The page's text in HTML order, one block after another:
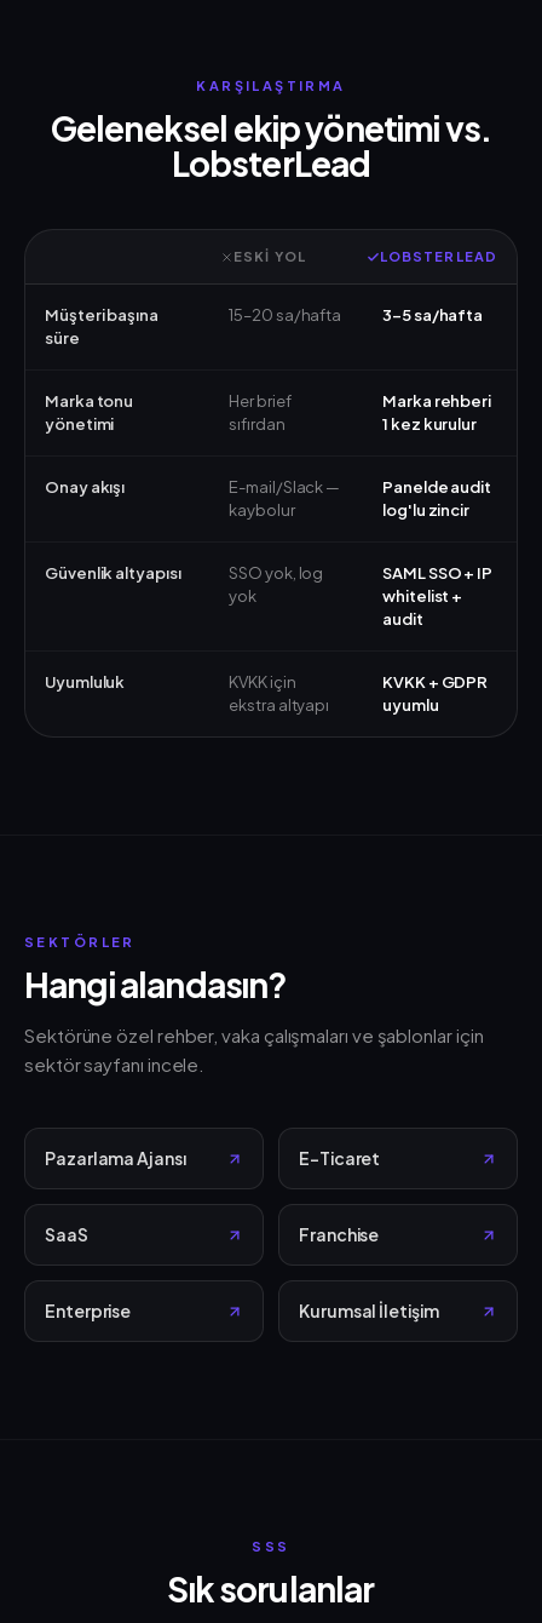
KARŞILAŞTIRMA
Geleneksel ekip yönetimi vs.
LobsterLead
ESKI YOL LOBSTERLEAD
Müşteri başına
süre
15–20 sa/hafta 3–5 sa/hafta
Marka tonu
yönetimi
Her brief
sıfırdan
Marka rehberi
1 kez kurulur
Onay akışı
E-mail/Slack —
kaybolur
Panelde audit
log'lu zincir
Güvenlik altyapısı
SSO yok, log
yok
SAML SSO + IP
whitelist +
audit
Uyumluluk
KVKK için
ekstra altyapı
KVKK + GDPR
uyumlu
SEKTÖRLER
Hangi alandasın?
Sektörüne özel rehber, vaka çalışmaları ve şablonlar için
sektör sayfanı incele.
Pazarlama Ajansı E-Ticaret
SaaS Franchise
Enterprise Kurumsal İletişim
SSS
Sık sorulanlar